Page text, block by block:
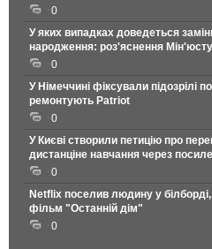
0
У яких випадках доведеться
народження: роз'яснення Мін'юсту
0
У Німеччині фіксували підозрілі
ремонтують Patriot
0
У Києві створили петицію про
дистанціне навчання через
0
Netflix поселив людину у
фільм "Останній дім"
0